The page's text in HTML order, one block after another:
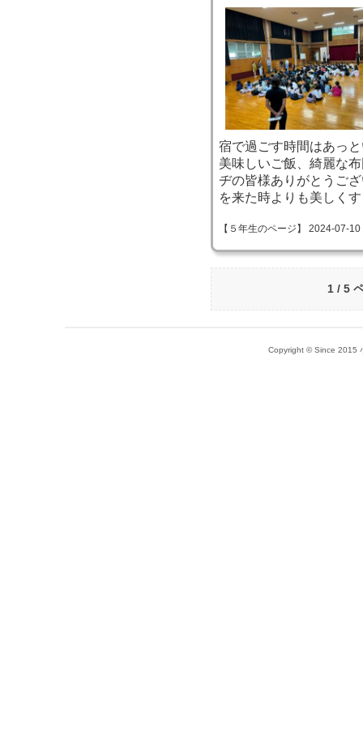
宿で過ごす時間はあっ
美味しいご飯、綺麗な
ヂの皆様ありがとうご
を来た時よりも美しく
【５年生のページ】 2024-07-
1 / 5
Copyright © Since 2015